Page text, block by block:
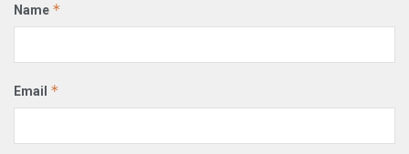
Name *
Email *